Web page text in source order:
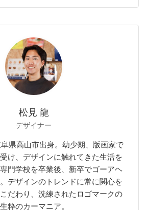
松見 龍
デザイナー
県高山市出身。幼少期、版画家で
け、デザインに触れてきた生活を
門学校を卒業後、新卒でゴーアヘ
デザインのトレンドに常に関心を
だわり、洗練されたロゴマークの
粋のカーマニア。